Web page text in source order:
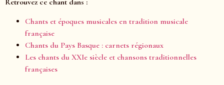
Retrouvez ce chant dans :
Chants et époques musicales en tradition musicale
française
Chants du Pays Basque : carnets régionaux
Les chants du XXIe siècle et chansons traditionnelles
françaises